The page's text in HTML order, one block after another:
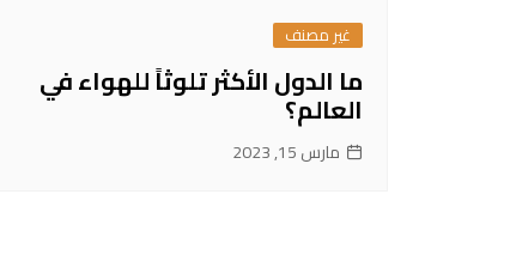
غير مصنف
ما الدول الأكثر تلوثاً للهواء في
العالم؟
مارس 15, 2023